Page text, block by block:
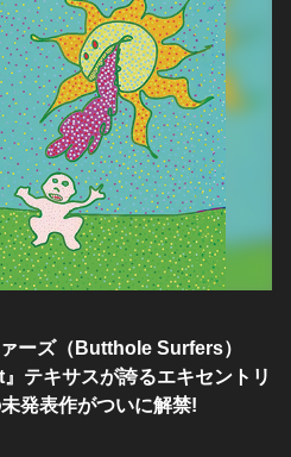
ーズ（Butthole Surfers）
テキサスが誇るエキセントリ
発表作がついに解禁!